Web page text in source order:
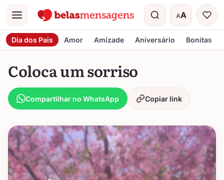
Menu AA
Tamanho do
Dia dos Pais Amor Amizade Aniversário Bonitas
Coloca um sorriso
Compartilhar no WhatsApp Copiar link